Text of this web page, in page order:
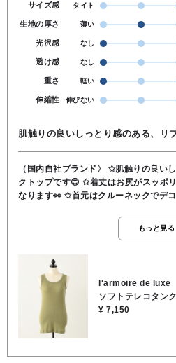
サイズ感 タイト
生地の厚さ 薄い
光沢感 なし
透け感 なし
重さ 軽い
伸縮性 伸びない
肌触りの良いしっとり感のある、リ
（国内自社ブランド〉 ✩肌触りの良
クトップです😊 ✩着丈はお尻がスッ
なります👀 ✩首元はクルーネックでデ
もっと見る
l'armoire de luxe
ソフトテレコタン
¥ 7,150